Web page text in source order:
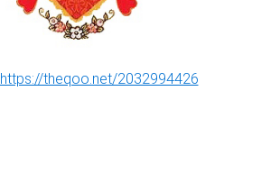
https://theqoo.net/2032994426